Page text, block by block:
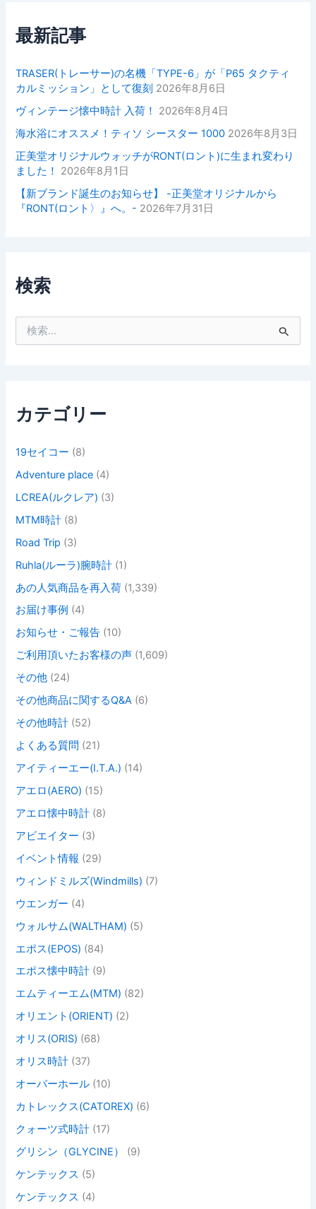
最新記事
TRASER(トレーサー)の名機「TYPE-6」が「P65 タクティ
カルミッション」として復刻 2026年8月6日
ヴィンテージ懐中時計 入荷！
2026年8月4日
海水浴にオススメ！ティソ シースター 1000 2026年8月3日
正美堂オリジナルウォッチがRONT(ロント)に生まれ変わり
ました！
2026年8月1日
【新ブランド誕生のお知らせ】 -正美堂オリジナルから
『RONT(ロント〉』へ。- 2026年7月31日
検索
カテゴリー
19セイコー (8)
Adventure place (4)
LCREA(ルクレア) (3)
MTM時計 (8)
Road Trip (3)
Ruhla(ルーラ)腕時計 (1)
あの人気商品を再入荷 (1,339)
お届け事例 (4)
お知らせ・ご報告 (10)
ご利用頂いたお客様の声 (1,609)
その他 (24)
その他商品に関するQ&A (6)
その他時計 (52)
よくある質問 (21)
アイティーエー(I.T.A.) (14)
アエロ(AERO) (15)
アエロ懐中時計 (8)
アビエイター (3)
イベント情報 (29)
ウィンドミルズ(Windmills) (7)
ウエンガー (4)
ウォルサム(WALTHAM) (5)
エポス(EPOS) (84)
エポス懐中時計 (9)
エムティーエム(MTM) (82)
オリエント(ORIENT) (2)
オリス(ORIS) (68)
オリス時計 (37)
オーバーホール (10)
カトレックス(CATOREX) (6)
クォーツ式時計 (17)
グリシン（GLYCINE）
(9)
ケンテックス (5)
ケンテックス (4)